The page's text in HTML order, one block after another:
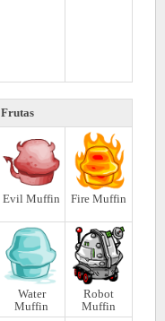
Evil Muffin Fire Muffin
Water
Muffin
Robot
Muffin